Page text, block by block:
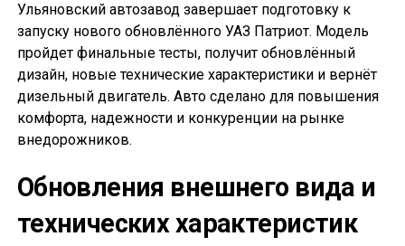
Ульяновский автозавод завершает подготовку к
запуску нового обновлённого УАЗ Патриот. Модель
пройдет финальные тесты, получит обновлённый
дизайн, новые технические характеристики и вернёт
дизельный двигатель. Авто сделано для повышения
комфорта, надежности и конкуренции на рынке
внедорожников.
Обновления внешнего вида и
технических характеристик